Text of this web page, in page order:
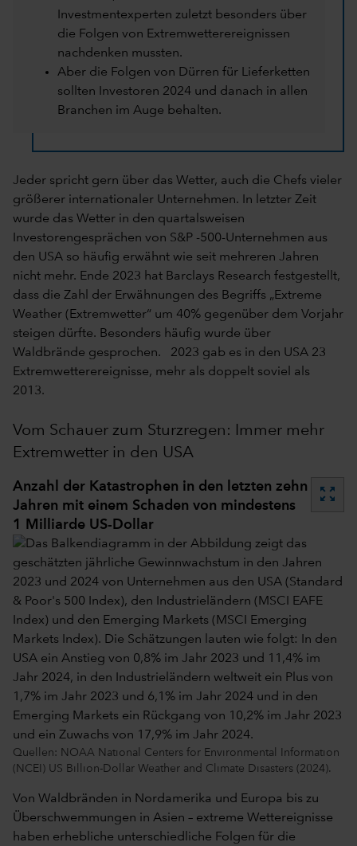
Investmentexperten zuletzt besonders über
die Folgen von Extremwetterereignissen
nachdenken mussten.
Aber die Folgen von Dürren für Lieferketten
sollten Investoren 2024 und danach in allen
Branchen im Auge behalten.
Jeder spricht gern über das Wetter, auch die Chefs vieler
größerer internationaler Unternehmen. In letzter Zeit
wurde das Wetter in den quartalsweisen
Investorengesprächen von S&P -500-Unternehmen aus
den USA so häufig erwähnt wie seit mehreren Jahren
nicht mehr. Ende 2023 hat Barclays Research festgestellt,
dass die Zahl der Erwähnungen des Begriffs „Extreme
Weather (Extremwetter“ um 40% gegenüber dem Vorjahr
steigen dürfte. Besonders häufig wurde über
Waldbrände gesprochen. 2023 gab es in den USA 23
Extremwetterereignisse, mehr als doppelt soviel als
2013.
Vom Schauer zum Sturzregen: Immer mehr
Extremwetter in den USA
Anzahl der Katastrophen in den letzten zehn
Jahren mit einem Schaden von mindestens
1 Milliarde US-Dollar
zoom_out_map
Quellen: NOAA National Centers for Environmental Information
(NCEI) US Billion-Dollar Weather and Climate Disasters (2024).
Von Waldbränden in Nordamerika und Europa bis zu
Überschwemmungen in Asien – extreme Wettereignisse
haben erhebliche unterschiedliche Folgen für die